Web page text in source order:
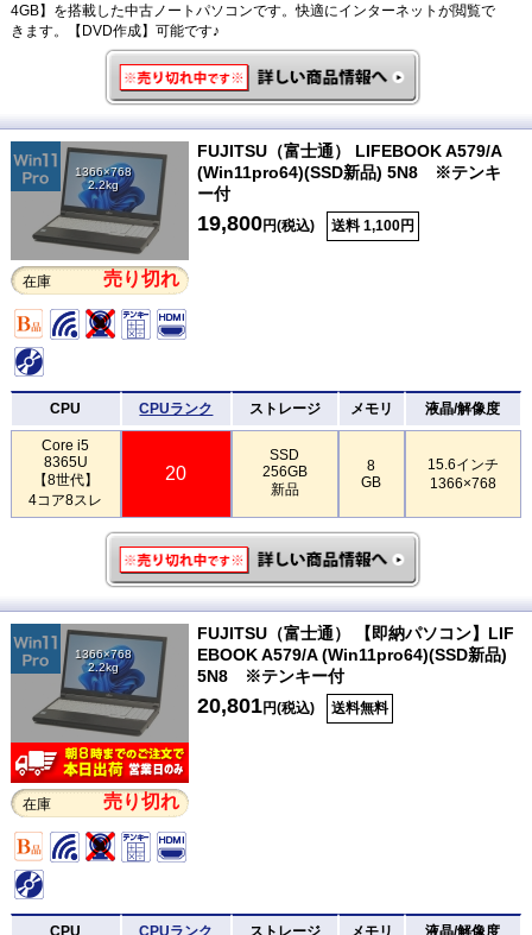
4GB】を搭載した中古ノートパソコンです。快適にインターネットが閲覧で
きます。【DVD作成】可能です♪
1366×768
2.2kg
在庫 売り切れ
FUJITSU（富士通） LIFEBOOK A579/A
(Win11pro64)(SSD新品) 5N8 ※テンキ
ー付
19,800円(税込) 送料 1,100円
CPU CPUランク ストレージ メモリ 液晶/解像度
Core i5
8365U
【8世代】
4コア8スレ
20
SSD
256GB
新品
8
GB
15.6インチ
1366×768
1366×768
2.2kg
在庫 売り切れ
FUJITSU（富士通） 【即納パソコン】LIF
EBOOK A579/A (Win11pro64)(SSD新品)
5N8 ※テンキー付
20,801円(税込) 送料無料
CPU CPUランク ストレージ メモリ 液晶/解像度